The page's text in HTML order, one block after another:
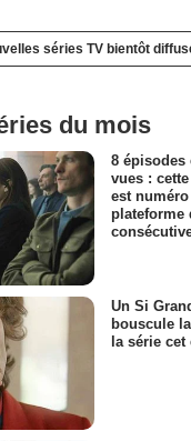
séries TV bientôt
du mois
8 épisodes
vues :
est
plateforme
Un Si
bouscule
la série cet